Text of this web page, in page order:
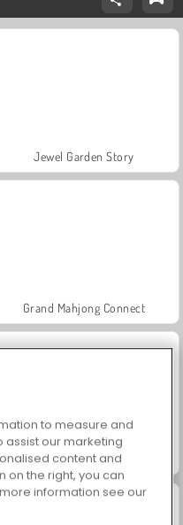
Jewel Garden Story
Grand Mahjong Connect
Farm Merge Valley
to measure and
assist our marketing
content and
on the right, you can
information see our